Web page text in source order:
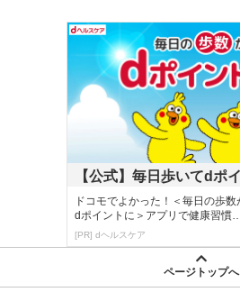
帝人の高機能素材「V-lap®」を使った
わずか2.7kgととても軽く、女性でもラ
ので、楽に持ち運ぶことが可能です。
布団の上げ下ろし、布団干し、急な来客
厚みは5cmと薄くても、高反発で底付き
【公式】毎日歩いてdポ
う！
ドコモでよかった！＜毎日の歩数
dポイントに＞アプリで健康習慣が
楽しく続く！
[PR] dヘルスケア
ページトップへ